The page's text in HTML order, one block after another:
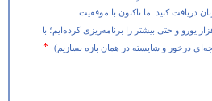
دریافت کنید. ما تاکنون با موفقیت
از ۱۰ هزار تا ۱۰۰ هزار یورو و حتی بیشتر را برنامه‌ریزی کرده‌ایم؛ با
درخور و شایسته در همان بازه بسازیم)